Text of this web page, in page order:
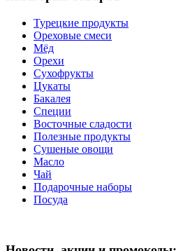
Турецкие продукты
Ореховые смеси
Мёд
Орехи
Сухофрукты
Цукаты
Бакалея
Специи
Восточные сладости
Полезные продукты
Сушеные овощи
Масло
Чай
Подарочные наборы
Посуда